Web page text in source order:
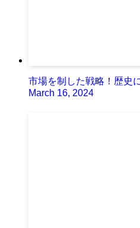
市場を制した戦略！歴史
March 16, 2024